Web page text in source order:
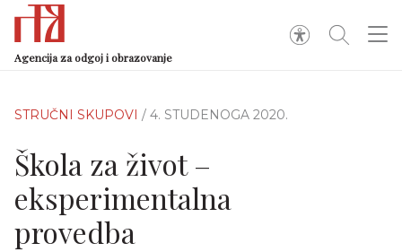
Agencija za odgoj i obrazovanje
STRUČNI SKUPOVI / 4. STUDENOGA 2020.
Škola za život –
eksperimentalna
provedba